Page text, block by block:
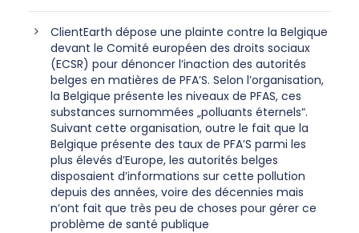
ClientEarth dépose une plainte contre la Belgique
devant le Comité européen des droits sociaux
(ECSR) pour dénoncer l’inaction des autorités
belges en matières de PFA’S. Selon l’organisation,
la Belgique présente les niveaux de PFAS, ces
substances surnommées „polluants éternels“.
Suivant cette organisation, outre le fait que la
Belgique présente des taux de PFA’S parmi les
plus élevés d’Europe, les autorités belges
disposaient d’informations sur cette pollution
depuis des années, voire des décennies mais
n’ont fait que très peu de choses pour gérer ce
problème de santé publique